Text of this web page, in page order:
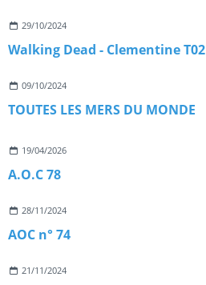
29/10/2024
Walking Dead - Clementine T02
09/10/2024
TOUTES LES MERS DU MONDE
19/04/2026
A.O.C 78
28/11/2024
AOC n° 74
21/11/2024